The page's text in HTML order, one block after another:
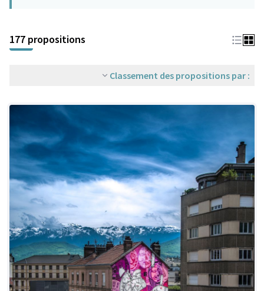
177 propositions
Classement des propositions par :